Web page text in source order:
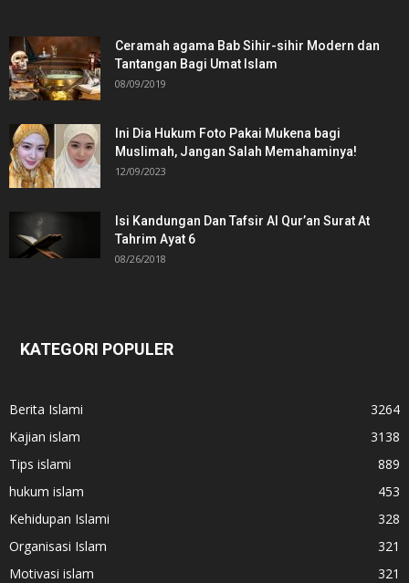
Ceramah agama Bab Sihir-sihir Modern dan
Tantangan Bagi Umat Islam
08/09/2019
Ini Dia Hukum Foto Pakai Mukena bagi
Muslimah, Jangan Salah Memahaminya!
12/09/2023
Isi Kandungan Dan Tafsir Al Qur’an Surat At
Tahrim Ayat 6
08/26/2018
KATEGORI POPULER
Berita Islami
3264
Kajian islam
3138
Tips islami
889
hukum islam
453
Kehidupan Islami
328
Organisasi Islam
321
Motivasi islam
321